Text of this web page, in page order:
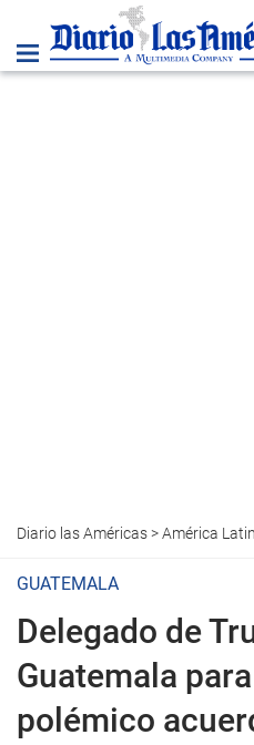
Diario las Américas>América
GUATEMALA
Delegado de
Guatemala
polémico